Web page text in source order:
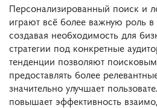
Персонализированный поиск и
играют всё более важную роль
создавая необходимость для
стратегии под конкретные
тенденции позволяют
предоставлять более
значительно улучшает
повышает эффективность